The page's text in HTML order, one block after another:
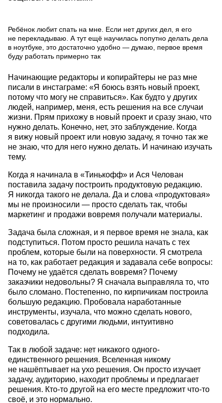
Ребёнок любит спать на мне. Если нет других дел, я его
не перекладываю. А тут ещё научилась попутно делать дела
в ноутбуке, это достаточно удобно — думаю, первое время
буду работать примерно так
Начинающие редакторы и копирайтеры не раз мне
писали в инстаграме: «Я боюсь взять новый проект,
потому что могу не справиться». Как будто у других
людей, например, меня, есть решения на все случаи
жизни. Прям прихожу в новый проект и сразу знаю, что
нужно делать. Конечно, нет, это заблуждение. Когда
я вижу новый проект или новую задачу, я точно так же
не знаю, что для него нужно делать. И начинаю изучать
тему.
Когда я начинала в «Тинькофф» и Ася Челован
поставила задачу построить продуктовую редакцию.
Я никогда такого не делала. Да и слова «продуктовая»
мы не произносили — просто сделать так, чтобы
маркетинг и продажи вовремя получали материалы.
Задача была сложная, и я первое время не знала, как
подступиться. Потом просто решила начать с тех
проблем, которые были на поверхности. Я смотрела
на то, как работает редакция и задавала себе вопросы:
Почему не удаётся сделать вовремя? Почему
заказчики недовольны? Я сначала выправляла то, что
было сломано. Постепенно, по кирпичикам построила
большую редакцию. Пробовала наработанные
инструменты, изучала, что можно сделать нового,
советовалась с другими людьми, интуитивно
подходила.
Так в любой задаче: нет никакого одного-
единственного решения. Вселенная никому
не нашёптывает на ухо решения. Он просто изучает
задачу, аудиторию, находит проблемы и предлагает
решения. Кто-то другой на его месте предложит что-то
своё, и это нормально.